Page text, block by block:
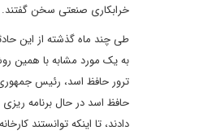
خرابکاری صنعتی سخن گفتند.
طی چند ماه گذشته از این
ترور حافظ اسد، رئیس
حافظ اسد در حال برنامه
دادند، تا اینکه توانستند